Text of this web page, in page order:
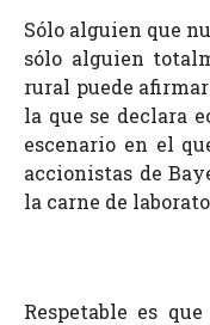
Sólo alguien que
sólo alguien
rural puede
la que se declara
escenario en el
accionistas de
la carne de
Respetable es